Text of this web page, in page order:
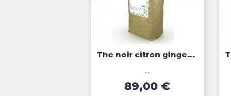
The noir citron gingembre...
...
89,00 €
Aperçu rapide